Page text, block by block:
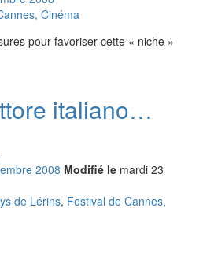
Cinéma
pour favoriser cette « niche »
italiano…
embre 2008 Modifié le mardi 23
de Lérins, Festival de Cannes,